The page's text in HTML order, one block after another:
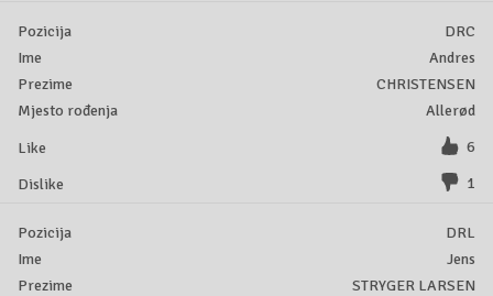
DRC
Andres
CHRISTENSEN
Allerød
6
1
DRL
Jens
STRYGER LARSEN